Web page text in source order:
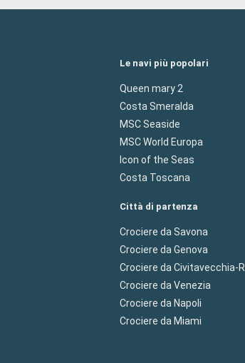
Le navi più popolari
Queen mary 2
Costa Smeralda
MSC Seaside
MSC World Europa
Icon of the Seas
Costa Toscana
Città di partenza
Crociere da Savona
Crociere da Genova
Crociere da Civitavecchia-
Crociere da Venezia
Crociere da Napoli
Crociere da Miami